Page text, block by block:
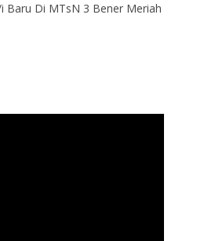
Baru Di MTsN 3 Bener Meriah